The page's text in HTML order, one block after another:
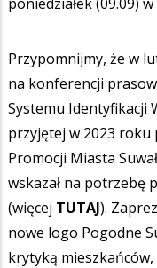
Przypomnijmy, że w
na konferencji
Systemu Identyfikacji
przyjętej w 2023 roku
Promocji Miasta
wskazał na potrzebę
(więcej TUTAJ).
nowe logo Pogodne
krytyką